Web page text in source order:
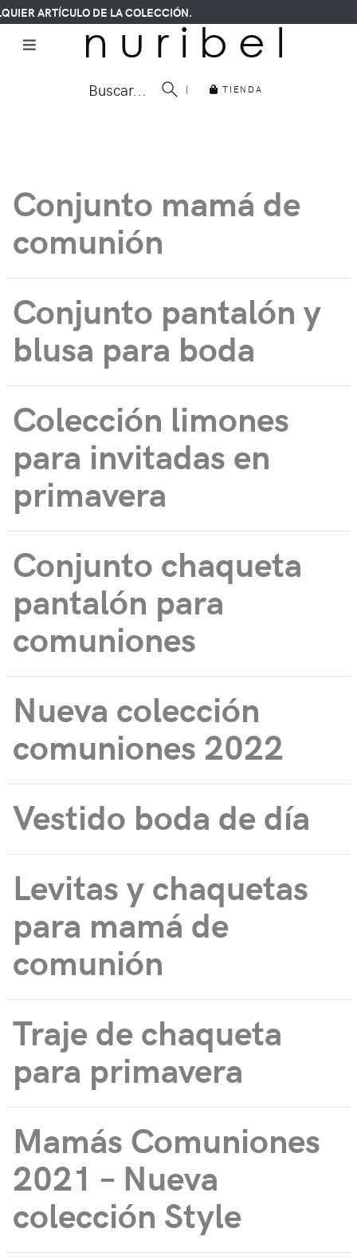
ARTÍCULO DE LA COLECCIÓN.
n u r i b e l
Buscar... | TIENDA
Conjunto mamá de
comunión
Conjunto pantalón y
blusa para boda
Colección limones
para invitadas en
primavera
Conjunto chaqueta
pantalón para
comuniones
Nueva colección
comuniones 2022
Vestido boda de día
Levitas y chaquetas
para mamá de
comunión
Traje de chaqueta
para primavera
Mamás Comuniones
2021 – Nueva
colección Style